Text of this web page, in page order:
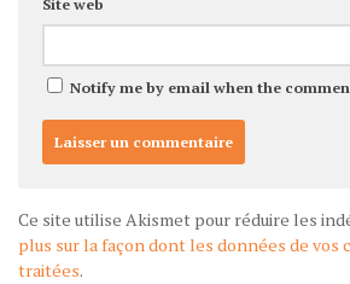
Site web
Notify me by email when the
Ce site utilise Akismet pour réduire les
plus sur la façon dont les données de vos
traitées.